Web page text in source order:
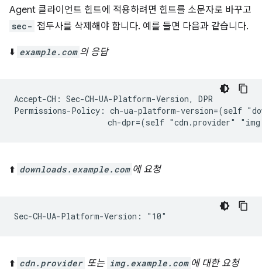
Agent 클라이언트 힌트에 적용하려면 힌트를 소문자로 바꾸고
sec- 접두사를 삭제해야 합니다. 예를 들면 다음과 같습니다.
⬇️ example.com 의 응답
Accept-CH: Sec-CH-UA-Platform-Version, DPR
Permissions-Policy: ch-ua-platform-version=(self
⬆️ downloads.example.com 에 요청
⬆️ cdn.provider 또는 img.example.com 에 대한 요청